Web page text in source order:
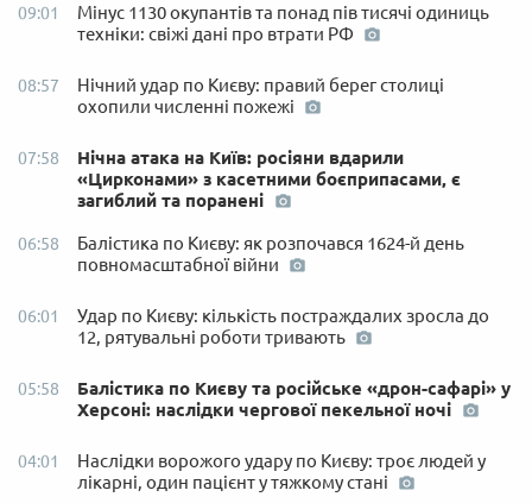
09:01
Мінус 1130 окупантів та понад пів тисячі одиниць
техніки: свіжі дані про втрати РФ
08:57
Нічний удар по Києву: правий берег столиці
охопили численні пожежі
07:58
Нічна атака на Київ: росіяни вдарили
«Цирконами» з касетними боєприпасами, є
загиблий та поранені
06:58
Балістика по Києву: як розпочався 1624-й день
повномасштабної війни
06:01
Удар по Києву: кількість постраждалих зросла до
12, рятувальні роботи тривають
05:58
Балістика по Києву та російське «дрон-сафарі» у
Херсоні: наслідки чергової пекельної ночі
04:01
Наслідки ворожого удару по Києву: троє людей у
лікарні, один пацієнт у тяжкому стані